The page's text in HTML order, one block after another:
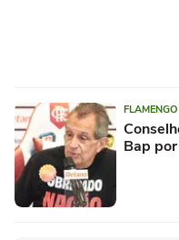
FLAMENGO
Bap